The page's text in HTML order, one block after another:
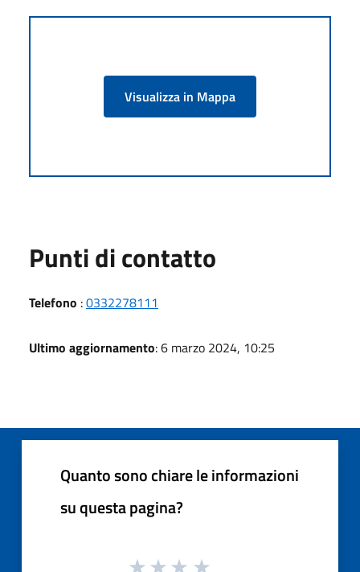
Visualizza in Mappa
Punti di contatto
Telefono :0332278111
Ultimo aggiornamento: 6 marzo 2024, 10:25
Quanto sono chiare le informazioni
su questa pagina?